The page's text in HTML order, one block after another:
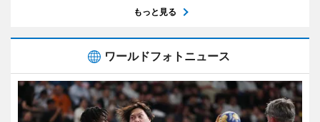
もっと見る
ワールドフォトニュース